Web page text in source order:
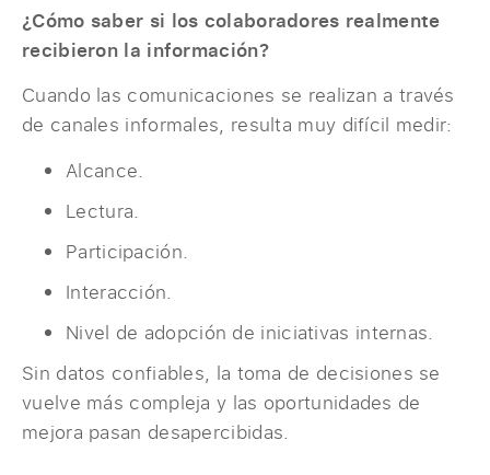
¿Cómo saber si los colaboradores realmente
recibieron la información?
Cuando las comunicaciones se realizan a través
de canales informales, resulta muy difícil medir:
Alcance.
Lectura.
Participación.
Interacción.
Nivel de adopción de iniciativas internas.
Sin datos confiables, la toma de decisiones se
vuelve más compleja y las oportunidades de
mejora pasan desapercibidas.